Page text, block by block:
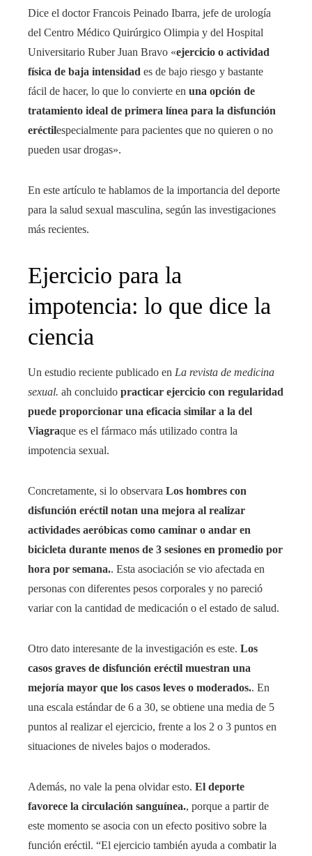
Dice el doctor Francois Peinado Ibarra, jefe de urología
del Centro Médico Quirúrgico Olimpia y del Hospital
Universitario Ruber Juan Bravo «ejercicio o actividad
física de baja intensidad es de bajo riesgo y bastante
fácil de hacer, lo que lo convierte en una opción de
tratamiento ideal de primera línea para la disfunción
eréctilespecialmente para pacientes que no quieren o no
pueden usar drogas».
En este artículo te hablamos de la importancia del deporte
para la salud sexual masculina, según las investigaciones
más recientes.
Ejercicio para la
impotencia: lo que dice la
ciencia
Un estudio reciente publicado en La revista de medicina
sexual. ah concluido practicar ejercicio con regularidad
puede proporcionar una eficacia similar a la del
Viagraque es el fármaco más utilizado contra la
impotencia sexual.
Concretamente, si lo observara Los hombres con
disfunción eréctil notan una mejora al realizar
actividades aeróbicas como caminar o andar en
bicicleta durante menos de 3 sesiones en promedio por
hora por semana.. Esta asociación se vio afectada en
personas con diferentes pesos corporales y no pareció
variar con la cantidad de medicación o el estado de salud.
Otro dato interesante de la investigación es este. Los
casos graves de disfunción eréctil muestran una
mejoría mayor que los casos leves o moderados.. En
una escala estándar de 6 a 30, se obtiene una media de 5
puntos al realizar el ejercicio, frente a los 2 o 3 puntos en
situaciones de niveles bajos o moderados.
Además, no vale la pena olvidar esto. El deporte
favorece la circulación sanguínea., porque a partir de
este momento se asocia con un efecto positivo sobre la
función eréctil. “El ejercicio también ayuda a combatir la